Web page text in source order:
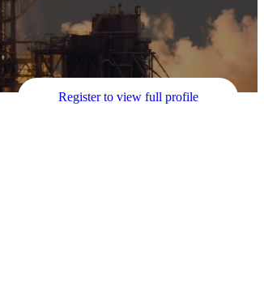
Register to view full profile